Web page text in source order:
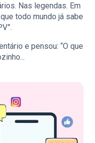
Nas legendas. Em
todo mundo já sabe
e pensou: “O que